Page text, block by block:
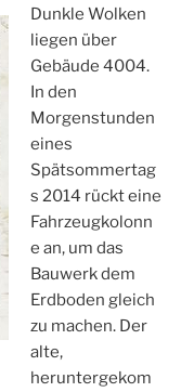
Dunkle Wolken
liegen über
Gebäude 4004.
In den
Morgenstunden
eines
Spätsommertag
s 2014 rückt eine
Fahrzeugkolonn
e an, um das
Bauwerk dem
Erdboden gleich
zu machen. Der
alte,
heruntergekom